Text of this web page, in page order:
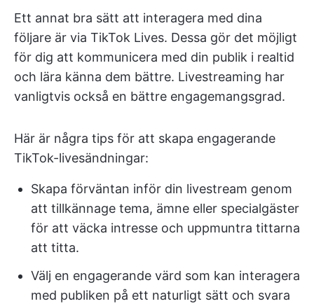
Ett annat bra sätt att interagera med dina
följare är via TikTok Lives. Dessa gör det möjligt
för dig att kommunicera med din publik i realtid
och lära känna dem bättre. Livestreaming har
vanligtvis också en bättre engagemangsgrad.
Här är några tips för att skapa engagerande
TikTok-livesändningar:
Skapa förväntan inför din livestream genom
att tillkännage tema, ämne eller specialgäster
för att väcka intresse och uppmuntra tittarna
att titta.
Välj en engagerande värd som kan interagera
med publiken på ett naturligt sätt och svara